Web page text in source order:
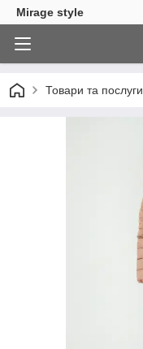
Mirage style
Товари та послуги